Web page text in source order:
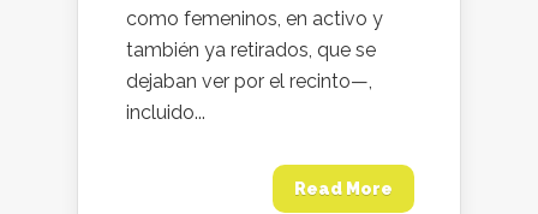
como femeninos, en activo y
también ya retirados, que se
dejaban ver por el recinto—,
incluido...
Read More